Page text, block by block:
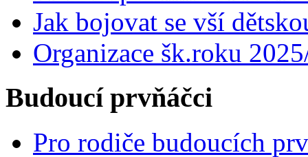
Jak bojovat se vší
Organizace šk.roku
Budoucí prvňáčci
Pro rodiče budoucích